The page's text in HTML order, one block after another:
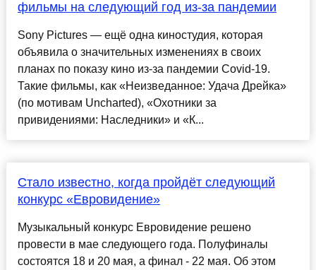
фильмы на следующий год из-за пандемии
Sony Pictures — ещё одна киностудия, которая
объявила о значительных изменениях в своих
планах по показу кино из-за пандемии Covid-19.
Такие фильмы, как «Неизведанное: Удача Дрейка»
(по мотивам Uncharted), «Охотники за
привидениями: Наследники» и «К...
Стало известно, когда пройдёт следующий
конкурс «Евровидение»
Музыкальный конкурс Евровидение решено
провести в мае следующего года. Полуфиналы
состоятся 18 и 20 мая, а финал - 22 мая. Об этом